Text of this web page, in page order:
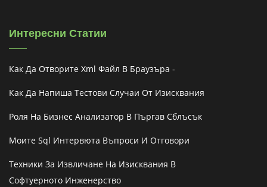
Интересни Статии
Как Да Отворите Xml Файл В Браузъра -
Как Да Напиша Тестови Случаи От Изисквания
Роля На Бизнес Анализатор В Пъргав Сблъсък
Моите Sql Интервюта Въпроси И Отговори
Техники За Извличане На Изисквания В
Софтуерното Инженерство